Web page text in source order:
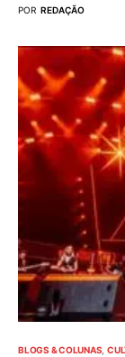
POR REDAÇÃO
BLOGS & COLUNAS